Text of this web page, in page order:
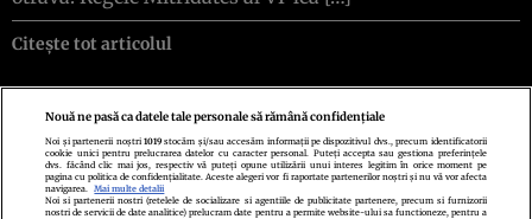
Citește tot articolul
Politica de confidenţialitatePolitica de cookiesTermeni şi condiţii
Echipa redacționalăContactSetări Cookies
Nouă ne pasă ca datele tale personale să rămână confidențiale
Noi și partenerii noștri1019 stocăm și/sau accesăm informații pe dispozitivul dvs., precum identificatorii
cookie unici pentru prelucrarea datelor cu caracter personal. Puteți accepta sau gestiona preferințele
dvs. făcând clic mai jos, respectiv vă puteți opune utilizării unui interes legitim în orice moment pe
pagina cu politica de confidențialitate. Aceste alegeri vor fi raportate partenerilor noștri și nu vă vor afecta
navigarea.
Mai multe detalii
Noi si partenerii nostri (retelele de socializare si agentiile de publicitate partenere, precum si furnizorii
nostri de servicii de date analitice) prelucram date pentru a permite website-ului sa functioneze, pentru a